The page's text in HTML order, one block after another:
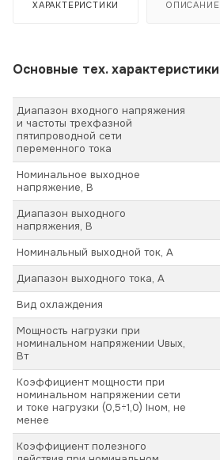
ХАРАКТЕРИСТИКИ ОПИСАНИЕ
Основные тех. характеристики
Диапазон входного напряжения
и частоты трехфазной
пятипроводной сети
переменного тока
Номинальное выходное
напряжение, В
Диапазон выходного
напряжения, В
Номинальный выходной ток, А
Диапазон выходного тока, А
Вид охлаждения
Мощность нагрузки при
номинальном напряжении Uвых,
Вт
Коэффициент мощности при
номинальном напряжении сети
и токе нагрузки (0,5÷1,0) Iном, не
менее
Коэффициент полезного